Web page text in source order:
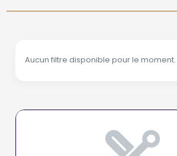
Aucun filtre disponible pour le moment.